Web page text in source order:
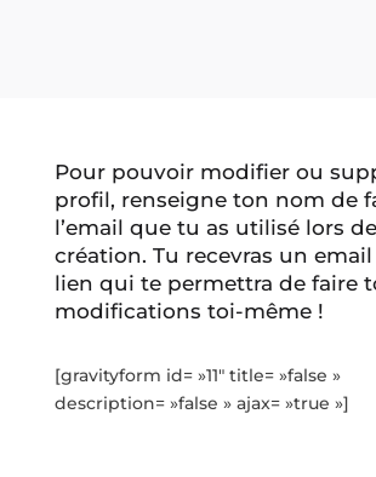
Pour pouvoir modifier ou
profil, renseigne ton nom de
l’email que tu as utilisé lors
création. Tu recevras un
lien qui te permettra de faire
modifications toi-même !
[gravityform id= »11″ title= »false »
description= »false » ajax= »true »]